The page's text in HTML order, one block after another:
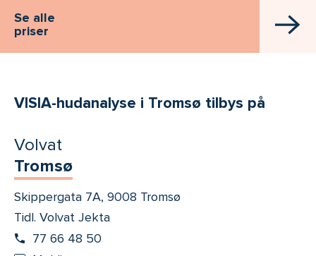
Se alle
priser
VISIA-hudanalyse i Tromsø tilbys på
Volvat
Tromsø
Skippergata 7A, 9008 Tromsø
Tidl. Volvat Jekta
77 66 48 50